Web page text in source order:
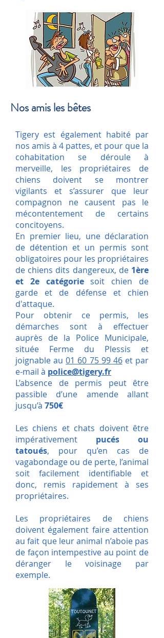
Nos amis les bêtes
Tigery est également habité par
nos amis à 4 pattes, et pour que la
cohabitation se déroule à
merveille, les propriétaires de
chiens doivent se montrer
vigilants et s’assurer que leur
compagnon ne causent pas le
mécontentement de certains
concitoyens.
En premier lieu, une déclaration
de détention et un permis sont
obligatoires pour les propriétaires
de chiens dits dangereux, de 1ère
et 2e catégoriesoit chien de
garde et de défense et chien
d'attaque.
Pour obtenir ce permis, les
démarches sont à effectuer
auprès de la Police Municipale,
située Ferme du Plessis et
joignable au01 60 75 99 46et par
e-mail à police@tigery.fr
L’absence de permis peut être
passible d’une amende allant
jusqu’à 750€
Les chiens et chats doivent être
impérativement pucés ou
tatoués, pour qu’en cas de
vagabondage ou de perte, l’animal
soit facilement identifiable et
donc, remis rapidement à ses
propriétaires.
Les propriétaires de chiens
doivent également faire attention
au fait que leur animal n’aboie pas
de façon intempestive au point de
déranger le voisinage par
exemple.